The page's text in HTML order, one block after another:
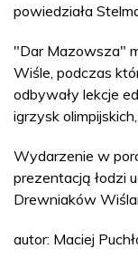
powiedziała
"Dar Mazowsza"
Wiśle, podczas
odbywały lekcje
igrzysk
Wydarzenie w
prezentacją łodzi
Drewniaków
autor: Maciej